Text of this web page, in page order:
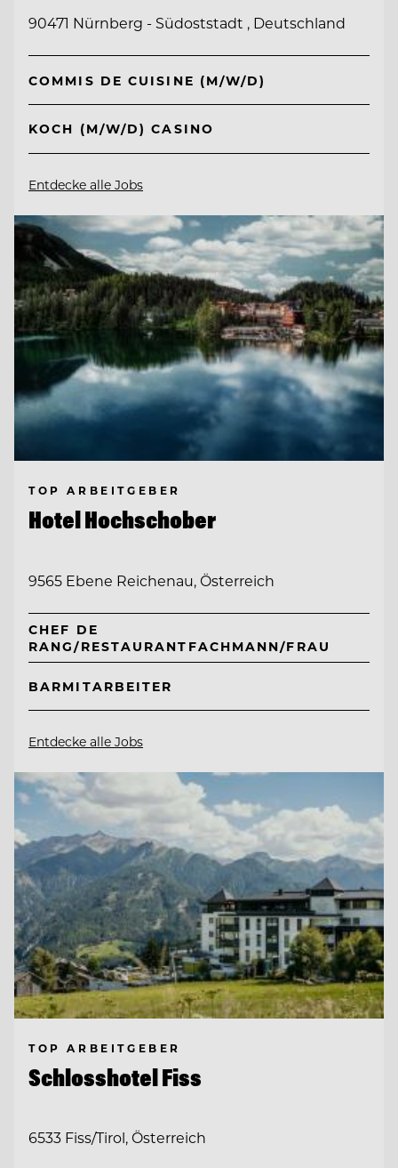
90471 Nürnberg - Südoststadt , Deutschland
COMMIS DE CUISINE (M/W/D)
KOCH (M/W/D) CASINO
Entdecke alle Jobs
TOP ARBEITGEBER
Hotel Hochschober
9565 Ebene Reichenau, Österreich
CHEF DE
RANG/RESTAURANTFACHMANN/FRAU
BARMITARBEITER
Entdecke alle Jobs
TOP ARBEITGEBER
Schlosshotel Fiss
6533 Fiss/Tirol, Österreich